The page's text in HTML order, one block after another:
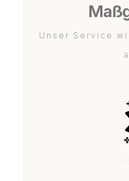
Unser Service